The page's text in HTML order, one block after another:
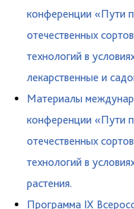
конференции «Пути
отечественных
технологий в
лекарственные и
Материалы
конференции «Пути
отечественных
технологий в
растения.
Программа IX